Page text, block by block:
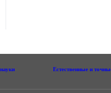
Естественные и